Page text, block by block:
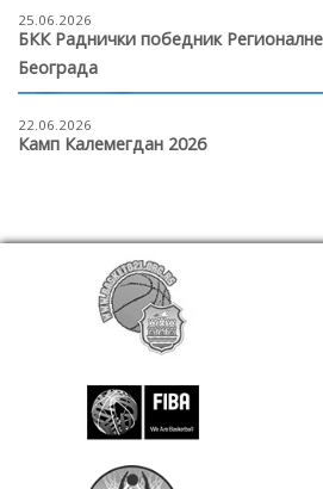
25.06.2026
БКК Раднички победник
Београда
22.06.2026
Камп Калемегдан 2026